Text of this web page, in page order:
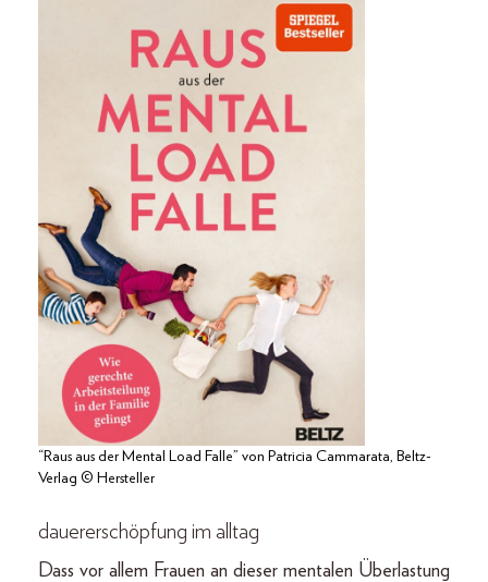
“Raus aus der Mental Load Falle” von Patricia Cammarata, Beltz-
Verlag © Hersteller
dauererschöpfung im alltag
Dass vor allem Frauen an dieser mentalen Überlastung